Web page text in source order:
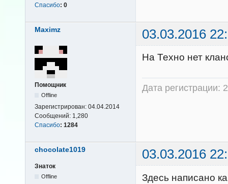
Спасибо: 0
Maximz 03.03.2016
Помощник
Offline
Зарегистрирован: 04.04.2014
Сообщений: 1,280
Спасибо: 1284
На Техно нет
Дата регистрации:
chocolate1019 03.03.2016
Знаток
Offline
Здесь написано